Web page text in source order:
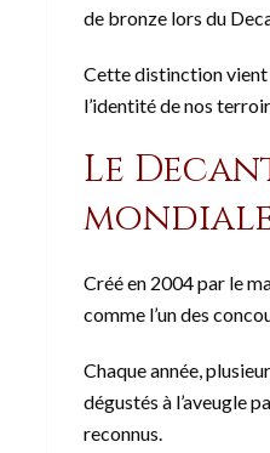
de bronze lors du
Cette distinction vient
l’identité de nos
Le
Créé en 2004 par le
comme l’un des
Chaque année,
dégustés à l’aveugle
reconnus.